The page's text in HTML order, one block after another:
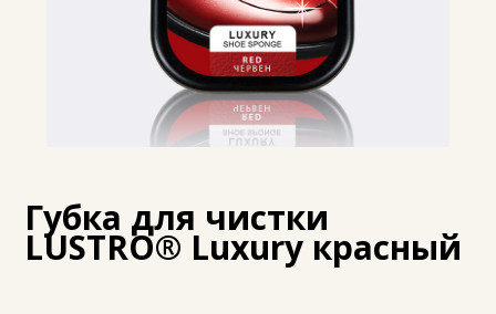
Губка для чистки
LUSTRO® Luxury красный